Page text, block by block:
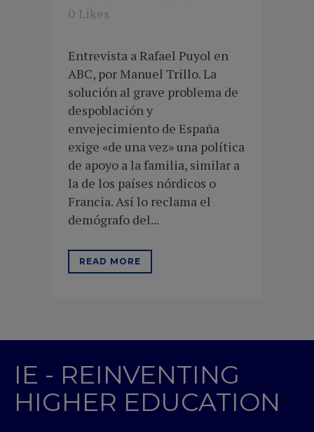
0 Likes
Entrevista a Rafael Puyol en
ABC, por Manuel Trillo. La
solución al grave problema de
despoblación y
envejecimiento de España
exige «de una vez» una política
de apoyo a la familia, similar a
la de los países nórdicos o
Francia. Así lo reclama el
demógrafo del...
READ MORE
IE - REINVENTING
HIGHER EDUCATION